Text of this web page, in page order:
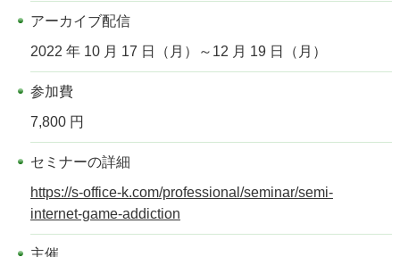
アーカイブ配信
2022 年 10 月 17 日（月）～12 月 19 日（月）
参加費
7,800 円
セミナーの詳細
https://s-office-k.com/professional/seminar/semi-
internet-game-addiction
主催